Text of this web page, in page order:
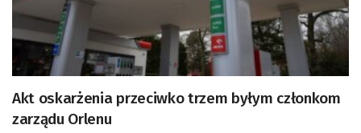
Akt oskarżenia przeciwko trzem byłym członkom
zarządu Orlenu